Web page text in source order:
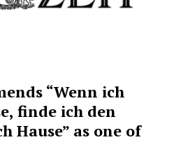
“Wenn ich
finde ich den
Hause” as one of